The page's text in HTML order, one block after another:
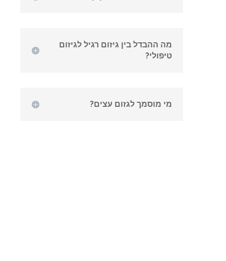
מה ההבדל בין גיזום רגיל לגיזום
טיפולי?
מי מוסמך לגזום עצים?